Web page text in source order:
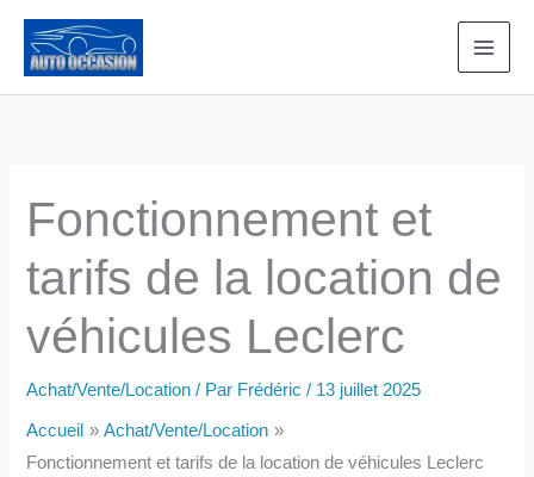
contenu
Fonctionnement et
tarifs de la location de
véhicules Leclerc
Achat/Vente/Location / Par Frédéric/ 13 juillet 2025
Accueil
Achat/Vente/Location
Fonctionnement et tarifs de la location de véhicules Leclerc